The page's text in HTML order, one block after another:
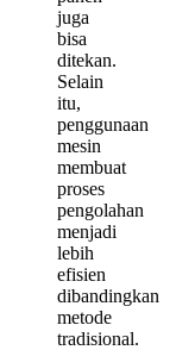
juga
bisa
ditekan.
Selain
itu,
penggunaan
mesin
membuat
proses
pengolahan
menjadi
lebih
efisien
dibandingkan
metode
tradisional.